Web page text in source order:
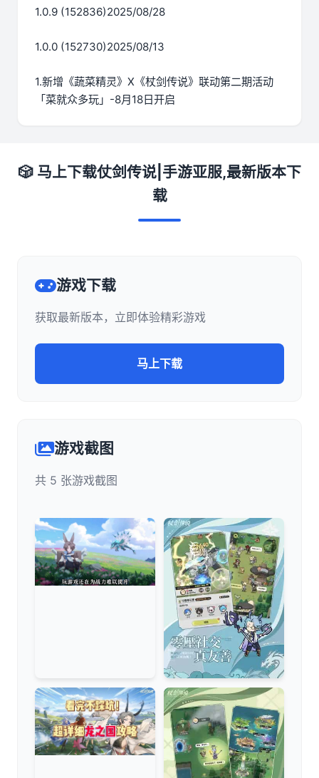
1.0.9 (152836)2025/08/28
1.0.0 (152730)2025/08/13
1.新增《蔬菜精灵》X《杖剑传说》联动第二期活动
「菜就众多玩」-8月18日开启
🎲 马上下载仗剑传说|手游亚服,最新版本下
载
游戏下载
获取最新版本，立即体验精彩游戏
马上下载
游戏截图
共 5 张游戏截图